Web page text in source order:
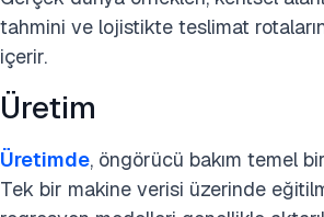
tahmini ve lojistikte teslimat
içerir.
Üretim
Üretimde, öngörücü bakım temel
Tek bir makine verisi üzerinde